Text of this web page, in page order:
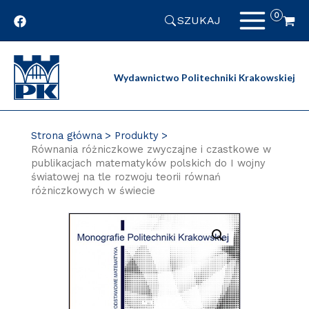
SZUKAJ
Wydawnictwo Politechniki Krakowskiej
Strona główna
Produkty
Równania różniczkowe zwyczajne i czastkowe w
publikacjach matematyków polskich do I wojny
światowej na tle rozwoju teorii równań
różniczkowych w świecie